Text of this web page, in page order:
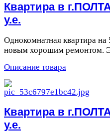
Квартира в
у.е.
Однокомнатная квартира
новым хорошим ремонтом.
Описание товара
Квартира в
у.е.